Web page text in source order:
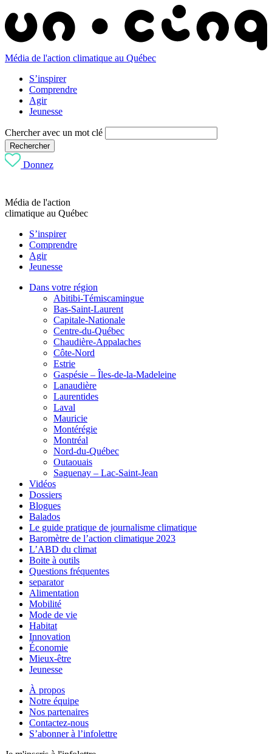
Média de l'action climatique au Québec
S’inspirer
Comprendre
Agir
Jeunesse
Chercher avec un mot clé
Rechercher
Donnez
Média de l'action
climatique au Québec
S’inspirer
Comprendre
Agir
Jeunesse
Dans votre région
Abitibi-Témiscamingue
Bas-Saint-Laurent
Capitale-Nationale
Centre-du-Québec
Chaudière-Appalaches
Côte-Nord
Estrie
Gaspésie – Îles-de-la-Madeleine
Lanaudière
Laurentides
Laval
Mauricie
Montérégie
Montréal
Nord-du-Québec
Outaouais
Saguenay – Lac-Saint-Jean
Vidéos
Dossiers
Blogues
Balados
Le guide pratique de journalisme climatique
Baromètre de l’action climatique 2023
L’ABD du climat
Boite à outils
Questions fréquentes
separator
Alimentation
Mobilité
Mode de vie
Habitat
Innovation
Économie
Mieux-être
Jeunesse
À propos
Notre équipe
Nos partenaires
Contactez-nous
S’abonner à l’infolettre